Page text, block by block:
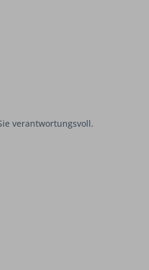
verantwortungsvoll.